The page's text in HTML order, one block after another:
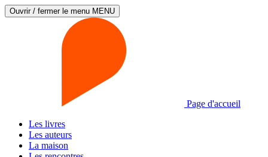
Ouvrir / fermer le menu MENU
Page d'accueil
Les livres
Les auteurs
La maison